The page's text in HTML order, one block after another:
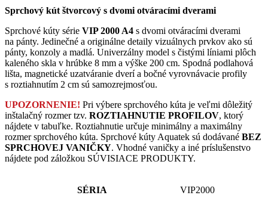
Sprchový kút štvorcový s dvomi otváracími dverami
Sprchové kúty série VIP 2000 A4 s dvomi otváracími dverami
na pánty. Jedinečné a originálne detaily vizuálnych prvkov ako sú
pánty, konzoly a madlá. Univerzálny model s čistými líniami plôch
kaleného skla v hrúbke 8 mm a výške 200 cm. Spodná podlahová
lišta, magnetické uzatváranie dverí a bočné vyrovnávacie profily
s roztiahnutím 2 cm sú samozrejmosťou.
UPOZORNENIE! Pri výbere sprchového kúta je veľmi dôležitý
inštalačný rozmer tzv. ROZTIAHNUTIE PROFILOV, ktorý
nájdete v tabuľke. Roztiahnutie určuje minimálny a maximálny
rozmer sprchového kúta. Sprchové kúty Aquatek sú dodávané BEZ
SPRCHOVEJ VANIČKY. Vhodné vaničky a iné príslušenstvo
nájdete pod záložkou SÚVISIACE PRODUKTY.
SÉRIA VIP2000